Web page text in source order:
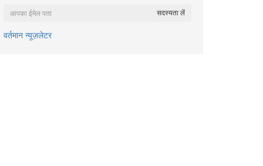
वर्तमान न्यूज़लेटर